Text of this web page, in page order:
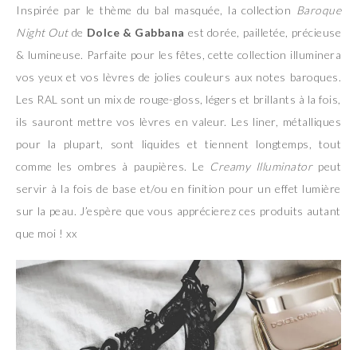
Inspirée par le thème du bal masquée, la collection Baroque
Night Outde Dolce & Gabbana est dorée, pailletée, précieuse
& lumineuse. Parfaite pour les fêtes, cette collection illuminera
vos yeux et vos lèvres de jolies couleurs aux notes baroques.
Les RAL sont un mix de rouge-gloss, légers et brillants à la fois,
ils sauront mettre vos lèvres en valeur. Les liner, métalliques
pour la plupart, sont liquides et tiennent longtemps, tout
comme les ombres à paupières. Le Creamy Illuminatorpeut
servir à la fois de base et/ou en finition pour un effet lumière
sur la peau. J’espère que vous apprécierez ces produits autant
que moi ! xx